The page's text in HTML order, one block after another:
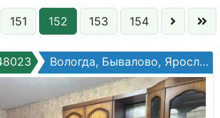
151 152 153 154
Вологда, Бывалово, Ярославская ул, №11